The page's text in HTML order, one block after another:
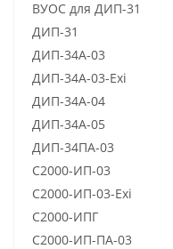
ВУОС для ДИП-31
ДИП-31
ДИП-34А-03
ДИП-34А-03-Exi
ДИП-34А-04
ДИП-34А-05
ДИП-34ПА-03
С2000-ИП-03
С2000-ИП-03-Exi
С2000-ИПГ
С2000-ИП-ПА-03